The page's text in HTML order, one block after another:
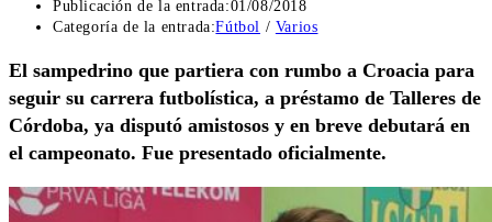
Publicación de la entrada:01/08/2018
Categoría de la entrada:Fútbol / Varios
El sampedrino que partiera con rumbo a Croacia para
seguir su carrera futbolística, a préstamo de Talleres de
Córdoba, ya disputó amistosos y en breve debutará en
el campeonato. Fue presentado oficialmente.